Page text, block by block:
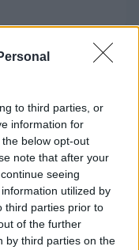
to third parties, or
information for
below opt-out
note that after your
seeing
utilized by
third parties prior to
of the further
by third parties on the
pri domu Kulture